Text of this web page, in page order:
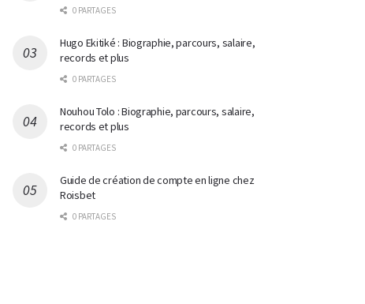
0 PARTAGES
Hugo Ekitiké : Biographie, parcours, salaire,
records et plus
0 PARTAGES
Nouhou Tolo : Biographie, parcours, salaire,
records et plus
0 PARTAGES
Guide de création de compte en ligne chez
Roisbet
0 PARTAGES